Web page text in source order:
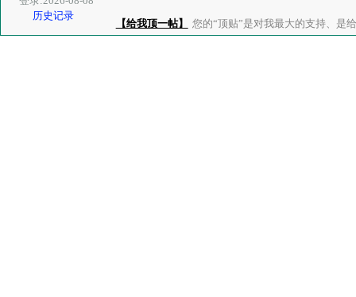
历史记录
【给我顶一帖】 您的“顶贴”是对我最大的支持、是